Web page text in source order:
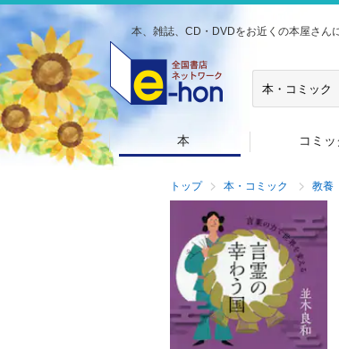
本、雑誌、CD・DVDをお近くの本屋さん
本 コミッ
トップ 本・コミック 教養